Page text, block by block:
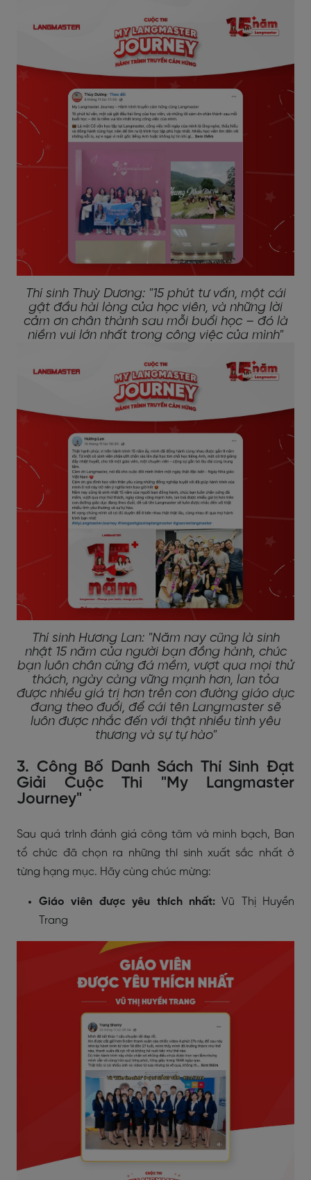
Thí sinh Thuỳ Dương: "15 phút tư vấn, một cái
gật đầu hài lòng của học viên, và những lời
cảm ơn chân thành sau mỗi buổi học – đó là
niềm vui lớn nhất trong công việc của mình"
Thí sinh Hương Lan: "Năm nay cũng là sinh
nhật 15 năm của người bạn đồng hành, chúc
bạn luôn chân cứng đá mềm, vượt qua mọi thử
thách, ngày càng vững mạnh hơn, lan tỏa
được nhiều giá trị hơn trên con đường giáo dục
đang theo đuổi, để cái tên Langmaster sẽ
luôn được nhắc đến với thật nhiều tình yêu
thương và sự tự hào"
3. Công Bố Danh Sách Thí Sinh Đạt
Giải Cuộc Thi "My Langmaster
Journey"
Sau quá trình đánh giá công tâm và minh bạch, Ban
tổ chức đã chọn ra những thí sinh xuất sắc nhất ở
từng hạng mục. Hãy cùng chúc mừng:
Giáo viên được yêu thích nhất: Vũ Thị Huyền
Trang